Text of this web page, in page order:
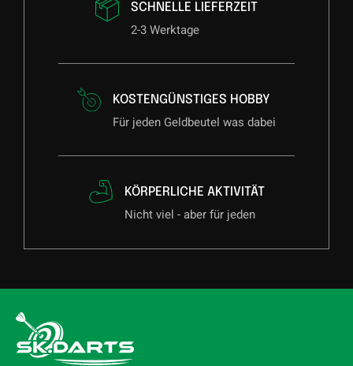
SCHNELLE LIEFERZEIT
2-3 Werktage
KOSTENGÜNSTIGES HOBBY
Für jeden Geldbeutel was dabei
KÖRPERLICHE AKTIVITÄT
Nicht viel - aber für jeden